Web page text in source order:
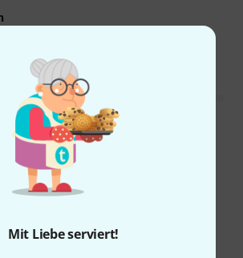
Mit Liebe serviert!
BEWERTUNG MELDEN
Alle Bewertungen lesen
Schon gewusst?
Ratgeber Testberichte